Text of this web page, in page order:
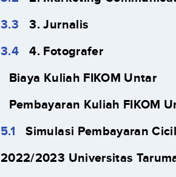
3. Jurnalis
4. Fotografer
Biaya Kuliah FIKOM Untar
Pembayaran Kuliah FIKOM
Simulasi Pembayaran
2022/2023 Universitas